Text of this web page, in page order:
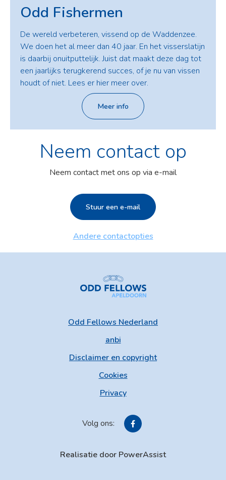
Odd Fishermen
De wereld verbeteren, vissend op de Waddenzee.
We doen het al meer dan 40 jaar. En het visserslatijn
is daarbij onuitputtelijk. Juist dat maakt deze dag tot
een jaarlijks terugkerend succes, of je nu van vissen
houdt of niet. Lees er hier meer over.
Meer info
Neem contact op
Neem contact met ons op via e-mail
Stuur een e-mail
Andere contactopties
Odd Fellows Nederland
anbi
Disclaimer en copyright
Cookies
Privacy
Volg ons:
Realisatie door PowerAssist